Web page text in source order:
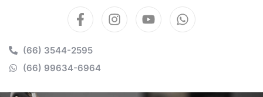
(66) 3544-2595
(66) 99634-6964